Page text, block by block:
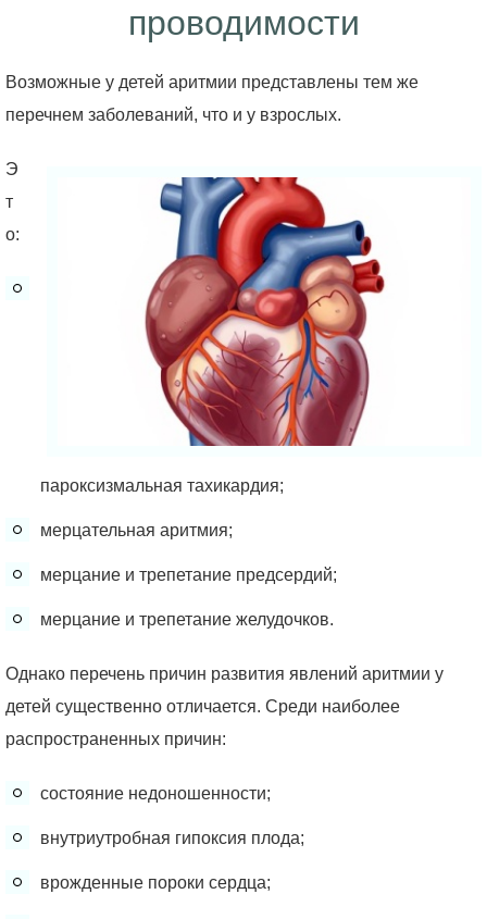
проводимости
Возможные у детей аритмии представлены тем же
перечнем заболеваний, что и у взрослых.
Э
т
о:
пароксизмальная тахикардия;
мерцательная аритмия;
мерцание и трепетание предсердий;
мерцание и трепетание желудочков.
Однако перечень причин развития явлений аритмии у
детей существенно отличается. Среди наиболее
распространенных причин:
состояние недоношенности;
внутриутробная гипоксия плода;
врожденные пороки сердца;